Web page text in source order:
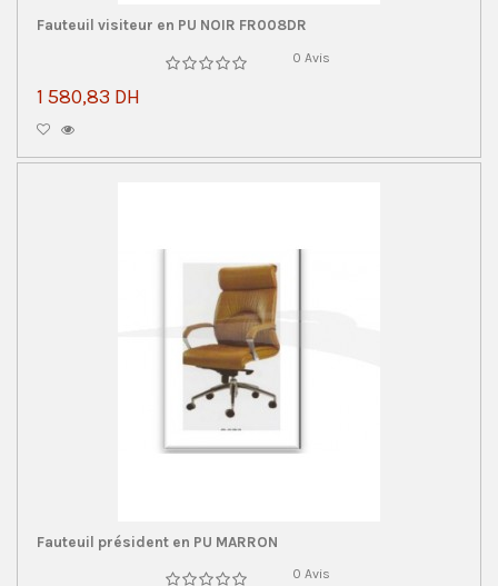
Fauteuil visiteur en PU NOIR FR008DR
0 Avis
1 580,83 DH
Fauteuil président en PU MARRON
0 Avis